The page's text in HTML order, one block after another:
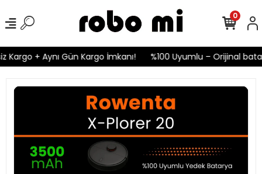
+ Aynı Gün Kargo İmkanı! %100 Uyumlu – Orijinal
0